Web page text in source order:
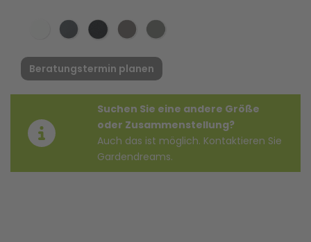
Beratungstermin planen
Suchen Sie eine andere Größe
oder Zusammenstellung?
Auch das ist möglich. Kontaktieren Sie
Gardendreams.